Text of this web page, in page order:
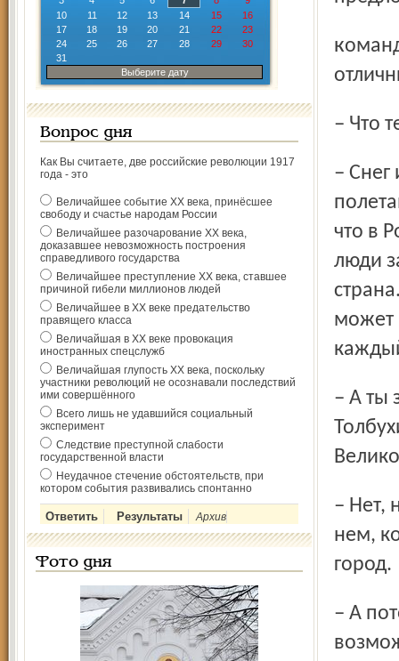
10
11 12 13 14 15
16
17
18 19 20 21 22
23
24
25 26 27 28 29
30
31
Выберите дату
Вопрос дня
Как Вы считаете, две российские революции 1917
года - это
Величайшее событие ХХ века, принёсшее
свободу и счастье народам России
Величайшее разочарование ХХ века,
доказавшее невозможность построения
справедливого государства
Величайшее преступление ХХ века, ставшее
причиной гибели миллионов людей
Величайшее в ХХ веке предательство
правящего класса
Величайшая в ХХ веке провокация
иностранных спецслужб
Величайшая глупость ХХ века, поскольку
участники революций не осознавали последствий
ими совершённого
Всего лишь не удавшийся социальный
эксперимент
Следствие преступной слабости
государственной власти
Неудачное стечение обстоятельств, при
котором события развивались спонтанно
Архив
Фото дня
команда ставит перед собой высокую цель, что здесь
–
– Снег и мороз. Я приехал 10 марта и замерз. А еще,
что в
люди
может
– А ты знал, что едешь играть на родину маршала Федора
– Нет, не знал, что Толбухин родом из-под Ярославля. Но о
нем,
город.
– А потом бюст маршала был снят с постамента и,